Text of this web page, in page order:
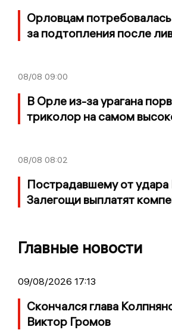
Орловцам потребовалась
за подтопления после
08/08 09:00
В Орле из-за урагана
триколор на самом
08/08 08:02
Пострадавшему от
Залегощи выплатят
Главные новости
09/08/2026 17:13
Скончался глава
Виктор Громов